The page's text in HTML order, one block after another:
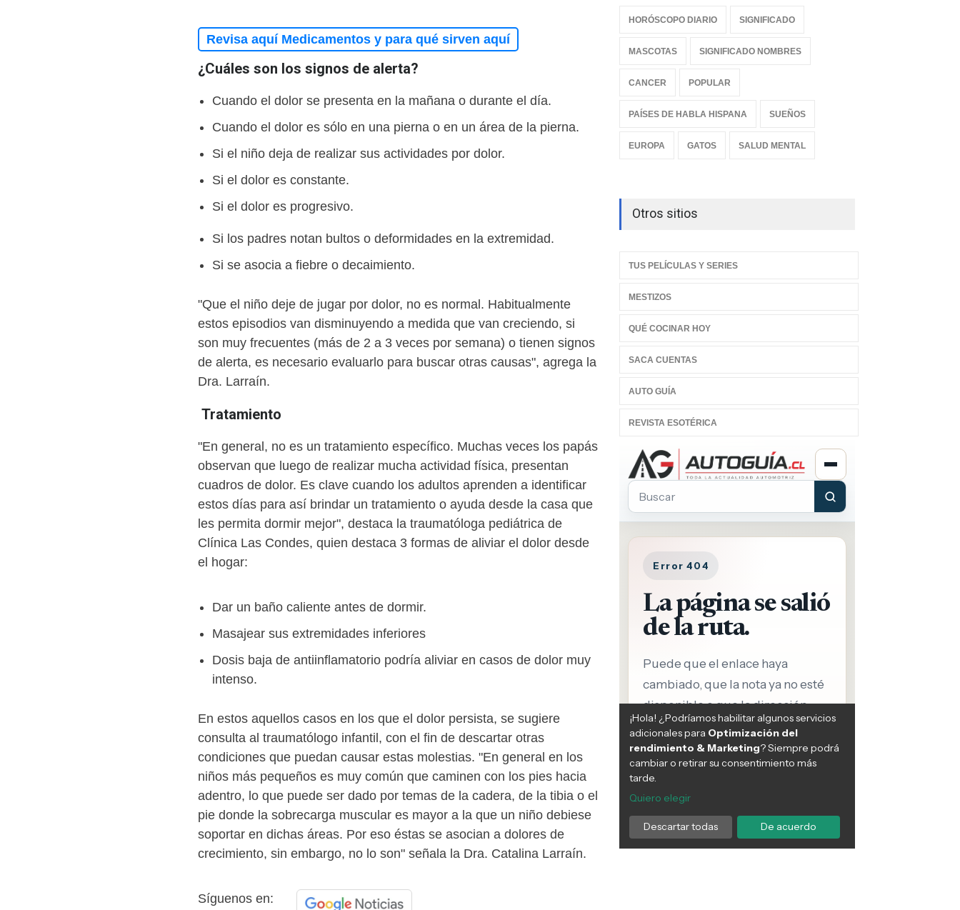
Revisa aquí Medicamentos y para qué sirven aquí
¿Cuáles son los signos de alerta?
Cuando el dolor se presenta en la mañana o durante el día.
Cuando el dolor es sólo en una pierna o en un área de la pierna.
Si el niño deja de realizar sus actividades por dolor.
Si el dolor es constante.
Si el dolor es progresivo.
Si los padres notan bultos o deformidades en la extremidad.
Si se asocia a fiebre o decaimiento.
"Que el niño deje de jugar por dolor, no es normal. Habitualmente
estos episodios van disminuyendo a medida que van creciendo, si
son muy frecuentes (más de 2 a 3 veces por semana) o tienen signos
de alerta, es necesario evaluarlo para buscar otras causas", agrega la
Dra. Larraín.
Tratamiento
"En general, no es un tratamiento específico. Muchas veces los papás
observan que luego de realizar mucha actividad física, presentan
cuadros de dolor. Es clave cuando los adultos aprenden a identificar
estos días para así brindar un tratamiento o ayuda desde la casa que
les permita dormir mejor", destaca la traumatóloga pediátrica de
Clínica Las Condes, quien destaca 3 formas de aliviar el dolor desde
el hogar:
Dar un baño caliente antes de dormir.
Masajear sus extremidades inferiores
Dosis baja de antiinflamatorio podría aliviar en casos de dolor muy
intenso.
En estos aquellos casos en los que el dolor persista, se sugiere
consulta al traumatólogo infantil, con el fin de descartar otras
condiciones que puedan causar estas molestias. "En general en los
niños más pequeños es muy común que caminen con los pies hacia
adentro, lo que puede ser dado por temas de la cadera, de la tibia o el
pie donde la sobrecarga muscular es mayor a la que un niño debiese
soportar en dichas áreas. Por eso éstas se asocian a dolores de
crecimiento, sin embargo, no lo son" señala la Dra. Catalina Larraín.
Síguenos en:
HORÓSCOPO DIARIO SIGNIFICADO
MASCOTAS SIGNIFICADO NOMBRES
CANCER POPULAR
PAÍSES DE HABLA HISPANA SUEÑOS
EUROPA GATOS SALUD MENTAL
Otros sitios
TUS PELÍCULAS Y SERIES
MESTIZOS
QUÉ COCINAR HOY
SACA CUENTAS
AUTO GUÍA
REVISTA ESOTÉRICA